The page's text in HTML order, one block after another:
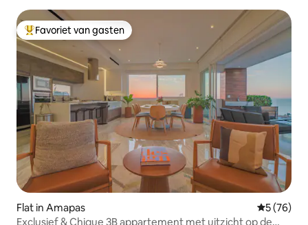
Topfavoriet van gasten
Favoriet van gasten
Flat in Amapas
5 (76)
Exclusief & Chique 3B appartement met uitzicht op de